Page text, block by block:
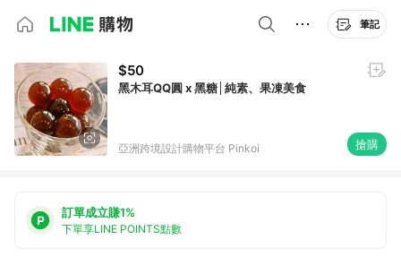
筆記
$50
黑木耳QQ圓 x 黑糖│純素、果凍美食
亞洲跨境設計購物平台 Pinkoi 搶購
訂單成立賺1%
下單享LINE POINTS點數